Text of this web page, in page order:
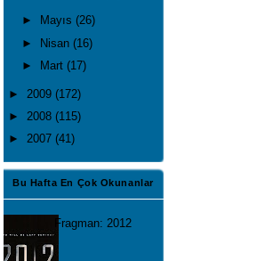
► Mayıs(26)
► Nisan(16)
►
Mart(17)
► 2009 (172)
► 2008 (115)
► 2007 (41)
Bu Hafta En Çok Okunanlar
Fragman: 2012